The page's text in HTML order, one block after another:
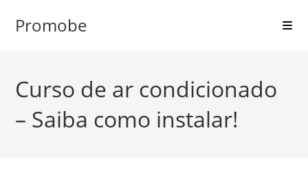
paraPromobe
Curso de ar condicionado
– Saiba como instalar!